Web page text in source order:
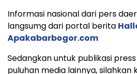
Informasi nasional dari pers
langsumg dari portal berita
Apakabarbogor.com
Sedangkan untuk publikasi
puluhan media lainnya, silahkan